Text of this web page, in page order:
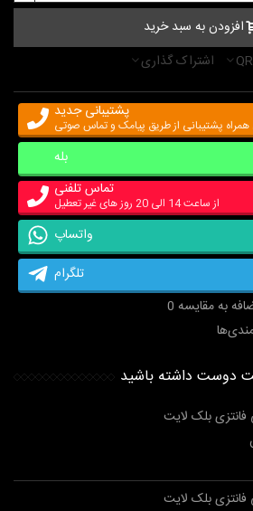
افزودن به سبد خرید
اشتراک گذاری
پشتیبانی جدید
همراه پشتیبانی از طریق پیامک و تماس صوتی
بله
تماس تلفنی
از ساعت 14 الی 20 روز های غیر تعطیل
واتساپ
تلگرام
به مقایسه 0
دوست داشته باشید
بلک لایت
بلک لایت